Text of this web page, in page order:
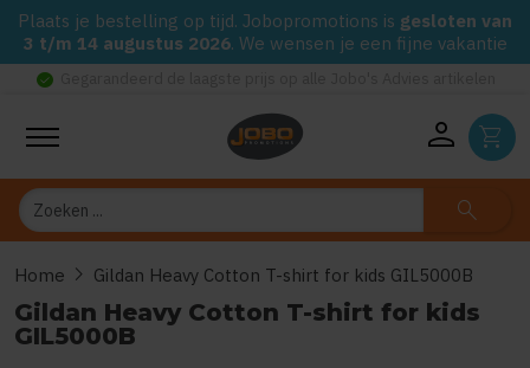
Plaats je bestelling op tijd. Jobopromotions is gesloten van
3 t/m 14 augustus 2026. We wensen je een fijne vakantie
check_circle
person shopping_cart
Zoeken search
Home chevron_right Gildan Heavy Cotton T-shirt for kids GIL5000B
Gildan Heavy Cotton T-shirt for kids
GIL5000B